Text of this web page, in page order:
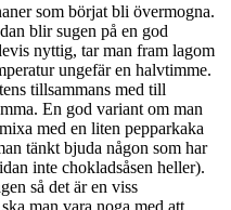
som börjat bli övermogna.
blir sugen på en god
nyttig, tar man fram lagom
ungefär en halvtimme.
tillsammans med till
En god variant om man
med en liten pepparkaka
tänkt bjuda någon som har
inte chokladsåsen heller).
så det är en viss
man vara noga med att